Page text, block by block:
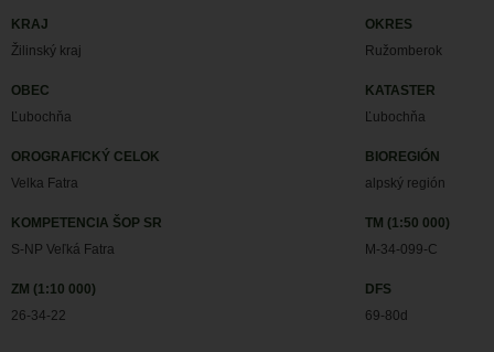
KRAJ
Žilinský kraj
OKRES
Ružomberok
OBEC
Ľubochňa
KATASTER
Ľubochňa
OROGRAFICKÝ CELOK
Velka Fatra
BIOREGIÓN
alpský región
KOMPETENCIA ŠOP SR
S-NP Veľká Fatra
TM (1:50 000)
M-34-099-C
ZM (1:10 000)
26-34-22
DFS
69-80d